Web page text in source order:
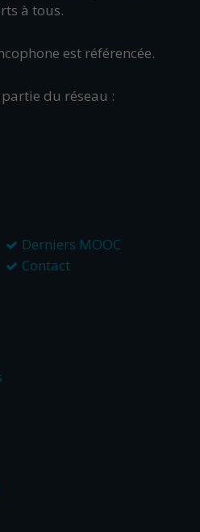
à tous.
est référencée.
du réseau :
Derniers MOOC
Contact